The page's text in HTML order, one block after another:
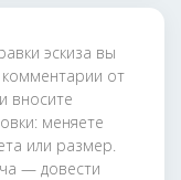
эскиза вы
комментарии от
вносите
меняете
или размер.
— довести